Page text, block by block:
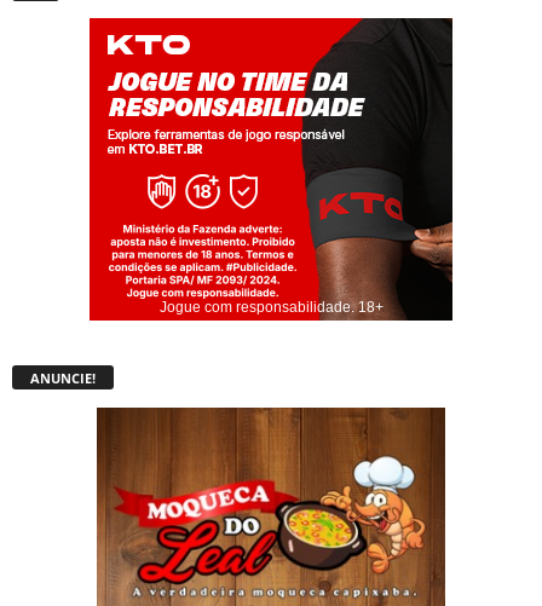
Jogue com responsabilidade. 18+
ANUNCIE!